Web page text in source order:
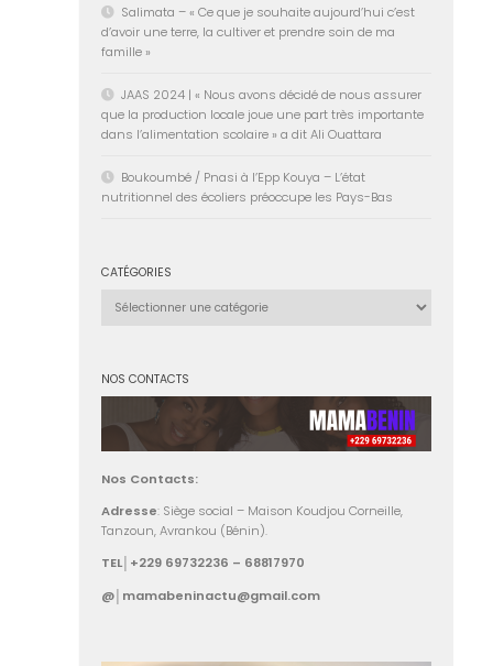
Salimata – « Ce que je souhaite aujourd’hui c’est
d’avoir une terre, la cultiver et prendre soin de ma
famille »
JAAS 2024 | « Nous avons décidé de nous assurer
que la production locale joue une part très importante
dans l’alimentation scolaire » a dit Ali Ouattara
Boukoumbé / Pnasi à l’Epp Kouya – L’état
nutritionnel des écoliers préoccupe les Pays-Bas
CATÉGORIES
NOS CONTACTS
Nos Contacts:
Adresse: Siège social – Maison Koudjou Corneille,
Tanzoun, Avrankou (Bénin).
TEL│+229 69732236 – 68817970
@│mamabeninactu@gmail.com